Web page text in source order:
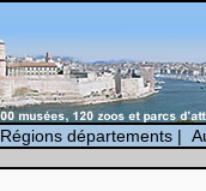
Régions départements |